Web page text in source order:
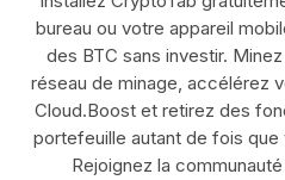
bureau ou votre appareil
des BTC sans investir.
réseau de minage, accélérez
Cloud.Boost et retirez des
portefeuille autant de fois que
Rejoignez la